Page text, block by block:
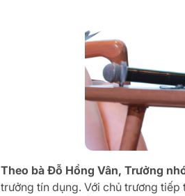
Theo bà Đỗ Hồng Vân, Trưởng
trưởng tín dụng. Với chủ trương